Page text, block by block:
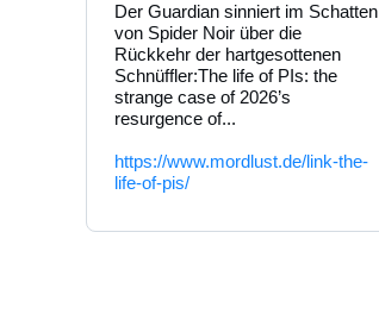
Der Guardian sinniert im Schatten
von Spider Noir über die
Rückkehr der hartgesottenen
Schnüffler:The life of PIs: the
strange case of 2026’s
resurgence of...
https://www.mordlust.de/link-the-
life-of-pis/